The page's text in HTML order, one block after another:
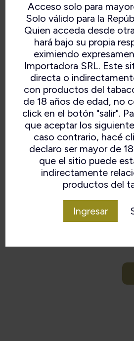
Acceso solo para
Solo válido para la
Quien acceda desde
hará bajo su propia
eximiendo
Importadora SRL. Este
directa o
con productos del
de 18 años de edad, no
click en el botón "salir".
que aceptar los
caso contrario, hacé
declaro ser mayor de
que el sitio puede
indirectamente
productos del
Ingresar
MAGICLICK POCKET
Blister Individual. Bulto x